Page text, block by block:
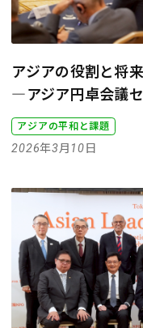
アジアの役割と将
―アジア円卓会議
アジアの平和と課題
2026年3月10日